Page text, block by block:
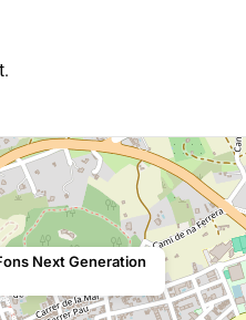
Next Generation